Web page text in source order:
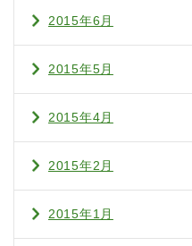
2015年6月
2015年5月
2015年4月
2015年2月
2015年1月